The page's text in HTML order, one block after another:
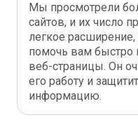
Мы просмотрели
сайтов, и их число
легкое расширение,
помочь вам быстро
веб-страницы. Он
его работу и
информацию.